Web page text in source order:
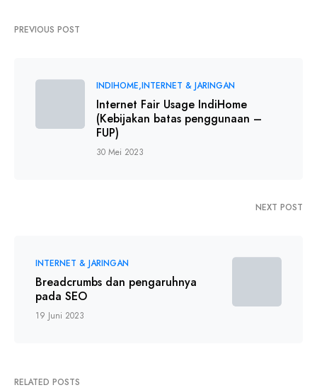
PREVIOUS POST
INDIHOME INTERNET & JARINGAN
Internet Fair Usage IndiHome
(Kebijakan batas penggunaan –
FUP)
30 Mei 2023
NEXT POST
INTERNET & JARINGAN
Breadcrumbs dan pengaruhnya
pada SEO
19 Juni 2023
RELATED POSTS